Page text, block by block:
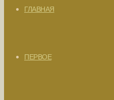
ГЛАВНАЯ
ПЕРВОЕ